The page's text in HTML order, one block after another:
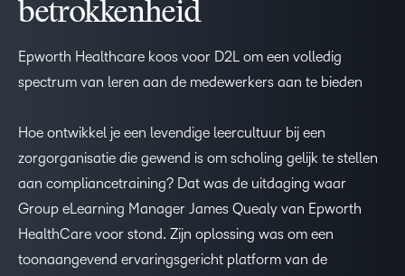
betrokkenheid
Epworth Healthcare koos voor D2L om een volledig
spectrum van leren aan de medewerkers aan te bieden
Hoe ontwikkel je een levendige leercultuur bij een
zorgorganisatie die gewend is om scholing gelijk te stellen
aan compliancetraining? Dat was de uitdaging waar
Group eLearning Manager James Quealy van Epworth
HealthCare voor stond. Zijn oplossing was om een
toonaangevend ervaringsgericht platform van de